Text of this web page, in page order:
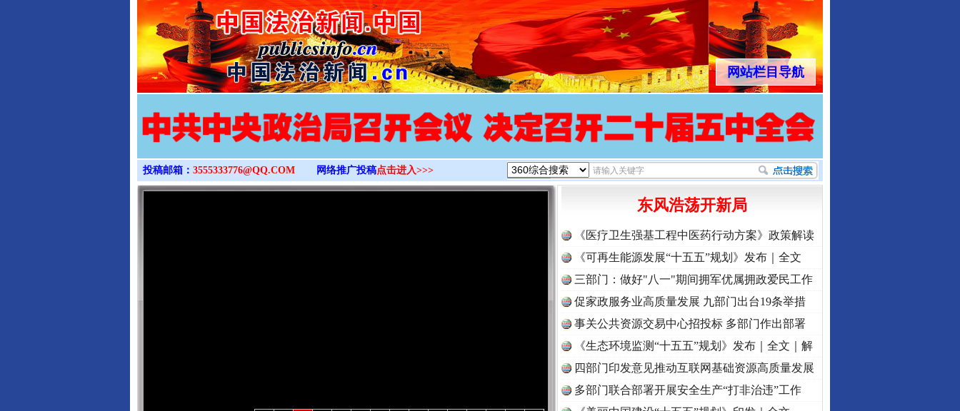
>
网站栏目导航
投稿邮箱： 3555333776@QQ.COM 网络推广投稿点击进入>>>
东风浩荡开新局
《医疗卫生强基工程中医药行动方案》政策解读
《可再生能源发展“十五五”规划》发布｜全文
三部门：做好"八一"期间拥军优属拥政爱民工作
促家政服务业高质量发展 九部门出台19条举措
事关公共资源交易中心招投标 多部门作出部署
《生态环境监测“十五五”规划》发布｜全文｜解
读
四部门印发意见推动互联网基础资源高质量发展
多部门联合部署开展安全生产“打非治违”工作